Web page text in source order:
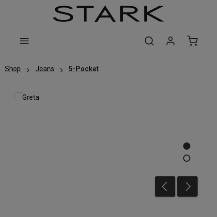
Zum Hauptinhalt springen
Shop Jeans 5-Pocket